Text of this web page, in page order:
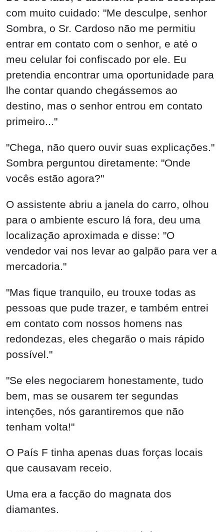
com muito cuidado: "Me desculpe, senhor
Sombra, o Sr. Cardoso não me permitiu
entrar em contato com o senhor, e até o
meu celular foi confiscado por ele. Eu
pretendia encontrar uma oportunidade para
lhe contar quando chegássemos ao
destino, mas o senhor entrou em contato
primeiro..."
"Chega, não quero ouvir suas explicações."
Sombra perguntou diretamente: "Onde
vocês estão agora?"
O assistente abriu a janela do carro, olhou
para o ambiente escuro lá fora, deu uma
localização aproximada e disse: "O
vendedor vai nos levar ao galpão para ver a
mercadoria."
"Mas fique tranquilo, eu trouxe todas as
pessoas que pude trazer, e também entrei
em contato com nossos homens nas
redondezas, eles chegarão o mais rápido
possível."
"Se eles negociarem honestamente, tudo
bem, mas se ousarem ter segundas
intenções, nós garantiremos que não
tenham volta!"
O País F tinha apenas duas forças locais
que causavam receio.
Uma era a facção do magnata dos
diamantes.